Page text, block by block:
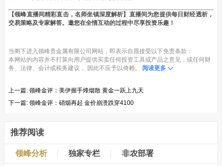
【领峰直播间精彩直击，名师坐镇深度解析】直播间为您提供每日财经透析，
交易策略及专家解答。邀您在全情互动的过程中尽享投资乐趣！
当阁下进入领峰贵金属有限公司网站，即表示自愿接受以下免责条款：
本网站的内容并不打算向用户提供买卖任何投资工具或产品之意见，或任何财
务、法律、会计或税务建议， 因此不应予以倚赖。 阅读更多
上一篇: 领峰金评：美伊握手烽烟散 黄金一跃上九天
下一篇: 领峰金评：硝烟再起 金价崩溃跌穿4100
推荐阅读
领峰分析 独家专栏 非农部署